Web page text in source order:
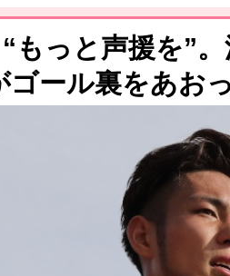
わらない
幕 注目は「個」
んがシンポジウム「気候変動から命
“もっと声援を”
ゴール裏をあお